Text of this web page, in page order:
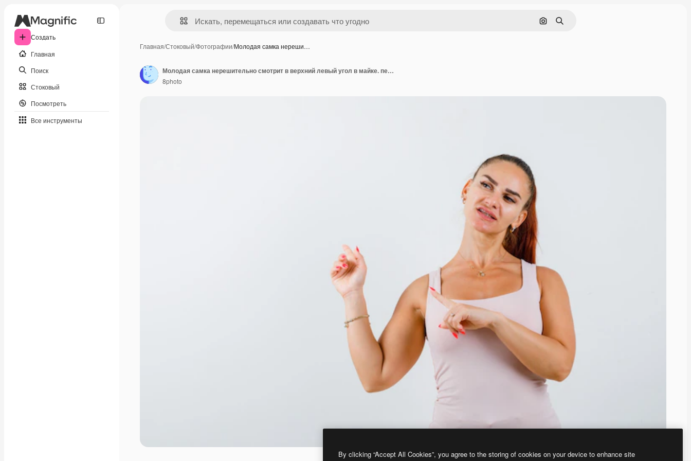
Создать
Главная
Поиск
Стоковый
Посмотреть
Все инструменты
Поиск по изображению
Поиск
Главная/Стоковый/Фотографии/Молодая самка нереши…
Молодая самка нерешительно смотрит в верхний левый угол в майке. передний план.
8photo
By clicking “Accept All Cookies”, you agree to the storing of cookies on your device to enhance site